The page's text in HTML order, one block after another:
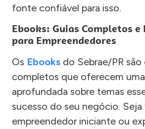
fonte confiável para isso.
Ebooks: Guias Completos
para Empreendedores
Os Ebooks do Sebrae/PR são
completos que oferecem
aprofundada sobre temas
sucesso do seu negócio.
empreendedor iniciante ou